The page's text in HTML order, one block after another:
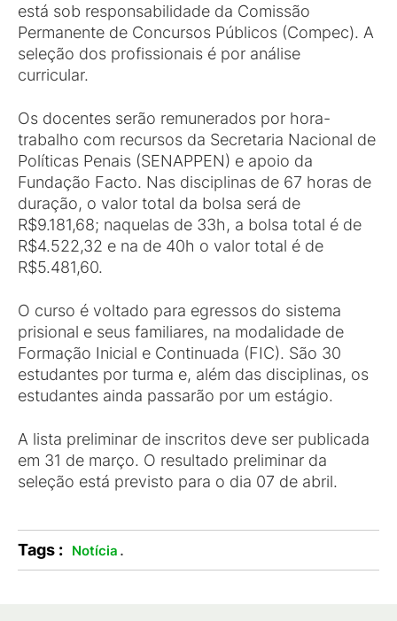
está sob responsabilidade da Comissão
Permanente de Concursos Públicos (Compec). A
seleção dos profissionais é por análise
curricular.
Os docentes serão remunerados por hora-
trabalho com recursos da Secretaria Nacional de
Políticas Penais (SENAPPEN) e apoio da
Fundação Facto. Nas disciplinas de 67 horas de
duração, o valor total da bolsa será de
R$9.181,68; naquelas de 33h, a bolsa total é de
R$4.522,32 e na de 40h o valor total é de
R$5.481,60.
O curso é voltado para egressos do sistema
prisional e seus familiares, na modalidade de
Formação Inicial e Continuada (FIC). São 30
estudantes por turma e, além das disciplinas, os
estudantes ainda passarão por um estágio.
A lista preliminar de inscritos deve ser publicada
em 31 de março. O resultado preliminar da
seleção está previsto para o dia 07 de abril.
Tags : Notícia .